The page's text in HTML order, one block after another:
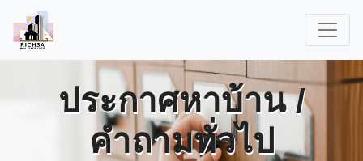
ประกาศหาบ้าน /
คำถามทั่วไป